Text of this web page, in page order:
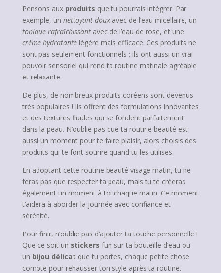
Pensons aux produits que tu pourrais intégrer. Par
exemple, un nettoyant douxavec de l’eau micellaire, un
tonique rafraîchissantavec de l’eau de rose, et une
crème hydratantelégère mais efficace. Ces produits ne
sont pas seulement fonctionnels ; ils ont aussi un vrai
pouvoir sensoriel qui rend ta routine matinale agréable
et relaxante.
De plus, de nombreux produits coréens sont devenus
très populaires ! Ils offrent des formulations innovantes
et des textures fluides qui se fondent parfaitement
dans la peau. N’oublie pas que ta routine beauté est
aussi un moment pour te faire plaisir, alors choisis des
produits qui te font sourire quand tu les utilises.
En adoptant cette routine beauté visage matin, tu ne
feras pas que respecter ta peau, mais tu te créeras
également un moment à toi chaque matin. Ce moment
t’aidera à aborder la journée avec confiance et
sérénité.
Pour finir, n’oublie pas d’ajouter ta touche personnelle !
Que ce soit un stickers fun sur ta bouteille d’eau ou
un bijou délicat que tu portes, chaque petite chose
compte pour rehausser ton style après ta routine.